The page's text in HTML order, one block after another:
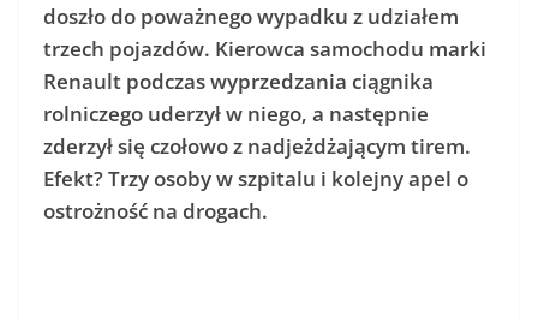
doszło do poważnego wypadku z udziałem
trzech pojazdów. Kierowca samochodu marki
Renault podczas wyprzedzania ciągnika
rolniczego uderzył w niego, a następnie
zderzył się czołowo z nadjeżdżającym tirem.
Efekt? Trzy osoby w szpitalu i kolejny apel o
ostrożność na drogach.